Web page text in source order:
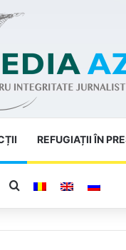
REFUGIAȚII ÎN
skin
Search for